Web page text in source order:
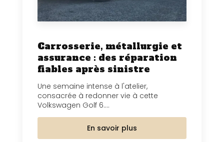
Carrosserie, métallurgie et
assurance : des réparation
fiables après sinistre
Une semaine intense à l'atelier,
consacrée à redonner vie à cette
Volkswagen Golf 6....
En savoir plus